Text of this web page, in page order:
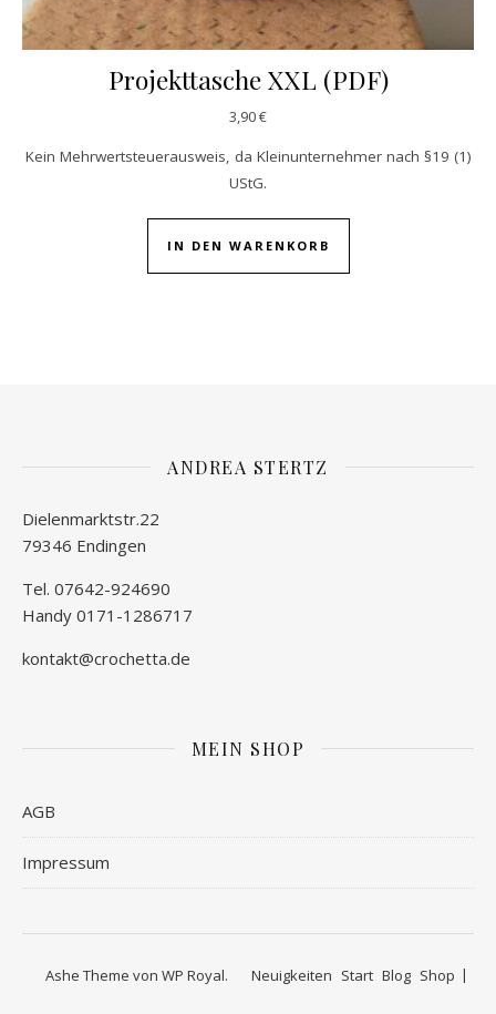
Projekttasche XXL (PDF)
3,90€
Kein Mehrwertsteuerausweis, da Kleinunternehmer nach §19 (1)
UStG.
IN DEN WARENKORB
ANDREA STERTZ
Dielenmarktstr.22
79346 Endingen
Tel. 07642-924690
Handy 0171-1286717
kontakt@crochetta.de
MEIN SHOP
AGB
Impressum
Neuigkeiten Start Blog Shop
Ashe Theme von WP Royal.